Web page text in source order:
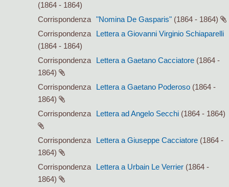
(1864 - 1864)
Corrispondenza
"Nomina De Gasparis" (1864 - 1864)
Corrispondenza
Lettera a Giovanni Virginio Schiaparelli
(1864 - 1864)
Corrispondenza
Lettera a Gaetano Cacciatore (1864 -
1864)
Corrispondenza
Lettera a Gaetano Poderoso (1864 -
1864)
Corrispondenza
Lettera ad Angelo Secchi (1864 - 1864)
Corrispondenza Lettera a Giuseppe Cacciatore (1864 -
1864)
Corrispondenza
Lettera a Urbain Le Verrier (1864 -
1864)